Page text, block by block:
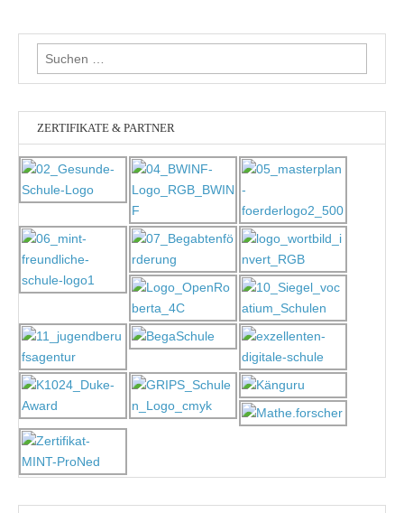
Suchen
nach:
ZERTIFIKATE & PARTNER